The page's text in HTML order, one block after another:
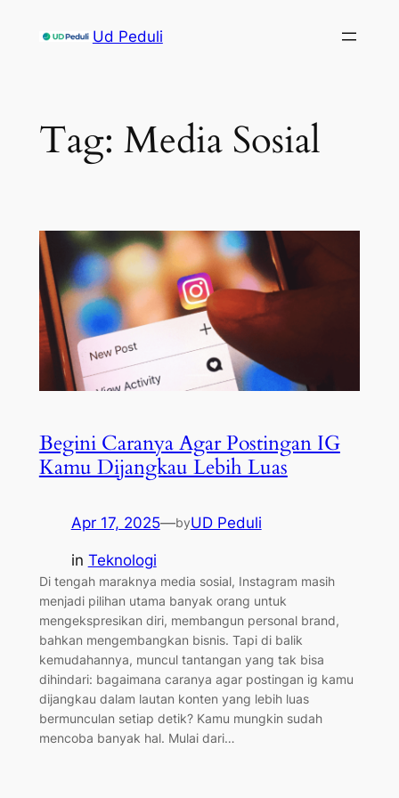
Ud Peduli
Tag: Media Sosial
Begini Caranya Agar Postingan IG
Kamu Dijangkau Lebih Luas
Apr 17, 2025—byUD Peduli
in Teknologi
Di tengah maraknya media sosial, Instagram masih
menjadi pilihan utama banyak orang untuk
mengekspresikan diri, membangun personal brand,
bahkan mengembangkan bisnis. Tapi di balik
kemudahannya, muncul tantangan yang tak bisa
dihindari: bagaimana caranya agar postingan ig kamu
dijangkau dalam lautan konten yang lebih luas
bermunculan setiap detik? Kamu mungkin sudah
mencoba banyak hal. Mulai dari…